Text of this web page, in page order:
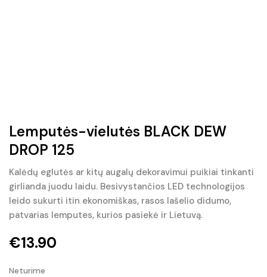
Lemputės-vielutės BLACK DEW
DROP 125
Kalėdų eglutės ar kitų augalų dekoravimui puikiai tinkanti
girlianda juodu laidu. Besivystančios LED technologijos
leido sukurti itin ekonomiškas, rasos lašelio didumo,
patvarias lemputes, kurios pasiekė ir Lietuvą.
€13.90
Neturime